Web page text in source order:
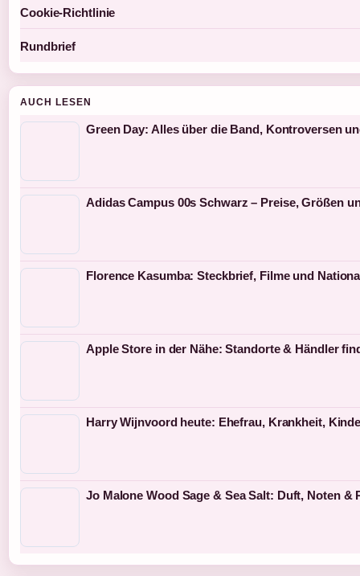
Cookie-Richtlinie
Rundbrief
AUCH LESEN
Green Day: Alles über die Band, Kontroversen
Adidas Campus 00s Schwarz – Preise, Größen
Florence Kasumba: Steckbrief, Filme und
Apple Store in der Nähe: Standorte & Händler
Harry Wijnvoord heute: Ehefrau, Krankheit,
Jo Malone Wood Sage & Sea Salt: Duft, Noten &